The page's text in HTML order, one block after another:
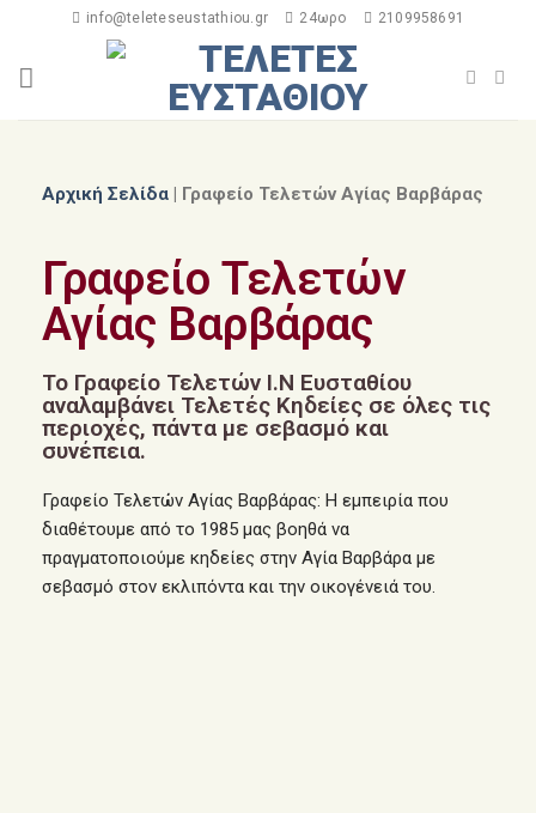
info@teleteseustathiou.gr 24ωρο 2109958691
Αρχική Σελίδα | Γραφείο Τελετών Αγίας Βαρβάρας
Γραφείο Τελετών
Αγίας Βαρβάρας
Το Γραφείο Τελετών Ι.Ν Ευσταθίου
αναλαμβάνει Τελετές Κηδείες σε όλες τις
περιοχές, πάντα με σεβασμό και
συνέπεια.​
Γραφείο Τελετών Αγίας Βαρβάρας: Η εμπειρία που
διαθέτουμε από το 1985 μας βοηθά να
πραγματοποιούμε κηδείες στην Αγία Βαρβάρα με
σεβασμό στον εκλιπόντα και την οικογένειά του.